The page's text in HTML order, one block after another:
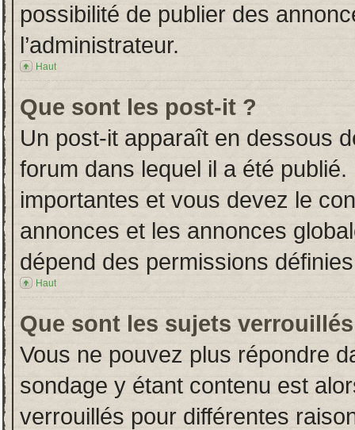
possibilité de publier des
l’administrateur.
Haut
Que sont les post-it ?
Un post-it apparaît en dessous
forum dans lequel il a été
importantes et vous devez le
annonces et les annonces
dépend des permissions
Haut
Que sont les sujets
Vous ne pouvez plus répondre
sondage y étant contenu est
verrouillés pour différentes